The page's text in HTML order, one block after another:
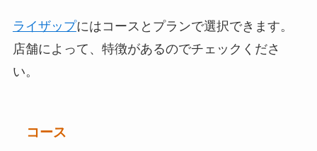
ライザップにはコースとプランで選択できます。
店舗によって、特徴があるのでチェックくださ
い。
コース